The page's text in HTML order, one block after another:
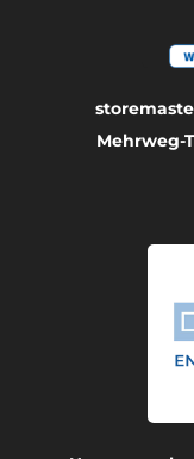
Mehrweg-